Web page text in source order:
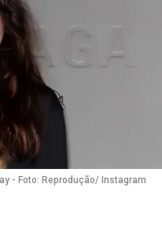
- Foto: Reprodução/ Instagram